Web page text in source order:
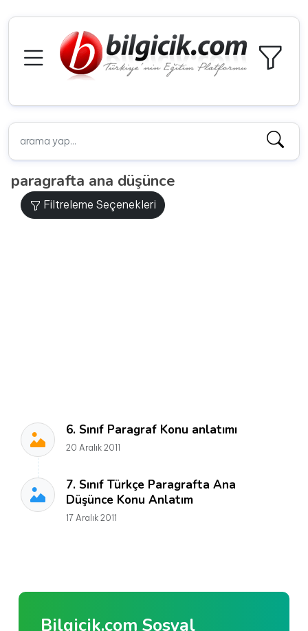
paragrafta ana düşünce
Filtreleme Seçenekleri
6. Sınıf Paragraf Konu anlatımı
20 Aralık 2011
7. Sınıf Türkçe Paragrafta Ana
Düşünce Konu Anlatım
17 Aralık 2011
Bilgicik.com Sosyal